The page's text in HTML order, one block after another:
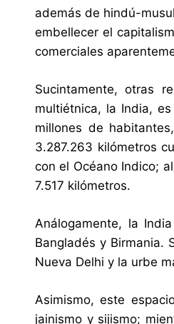
además de hindú-
embellecer el
comerciales
Sucintamente, otras
multiétnica, la India,
millones de
3.287.263 kilómetros
con el Océano Indico;
7.517 kilómetros.
Análogamente, la
Bangladés y Birmania.
Nueva Delhi y la urbe
Asimismo, este
jainismo y sijismo;